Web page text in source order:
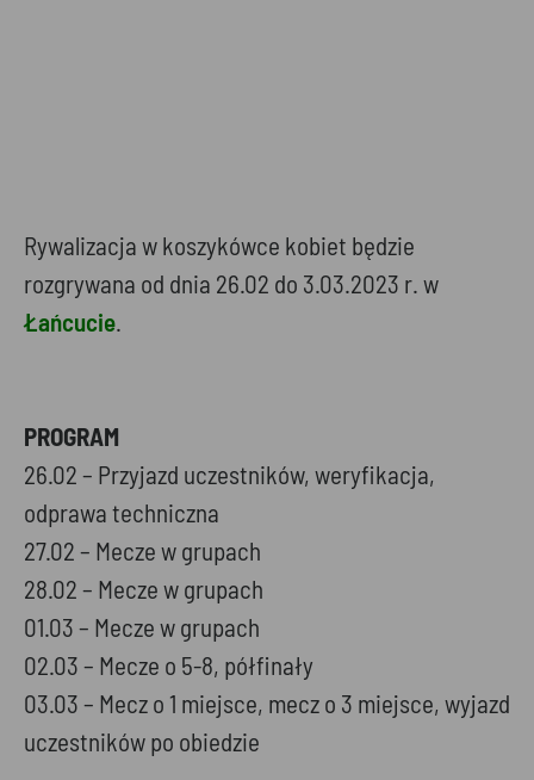
Rywalizacja w koszykówce kobiet będzie
rozgrywana od dnia 26.02 do 3.03.2023 r. w
Łańcucie
PROGRAM
26.02 – Przyjazd uczestników, weryfikacja,
odprawa techniczna
27.02 – Mecze w grupach
28.02 – Mecze w grupach
01.03 – Mecze w grupach
02.03 – Mecze o 5-8, półfinały
03.03 – Mecz o 1 miejsce, mecz o 3 miejsce, wyjazd
uczestników po obiedzie